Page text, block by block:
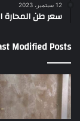
12 سبتمبر، 2023
سعر طن المحارة الجاهزة |
Modified Posts